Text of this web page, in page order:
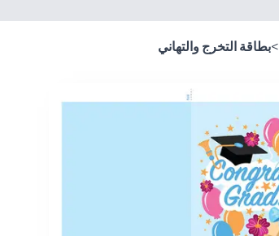
>بطاقة التخرج والتهاني